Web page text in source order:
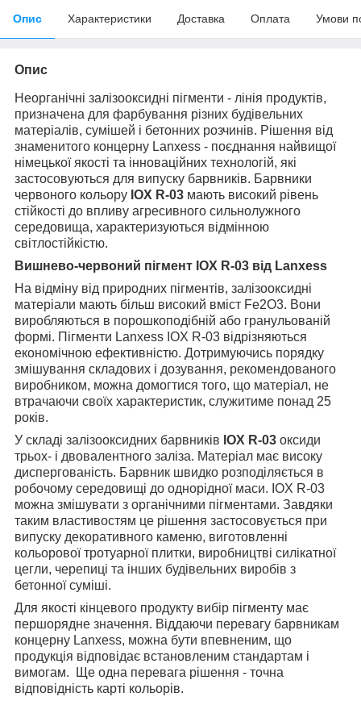
Опис Характеристики Доставка Оплата Умови
Опис
Неорганічні залізооксидні пігменти - лінія продуктів,
призначена для фарбування різних будівельних
матеріалів, сумішей і бетонних розчинів. Рішення від
знаменитого концерну Lanxess - поєднання найвищої
німецької якості та інноваційних технологій, які
застосовуються для випуску барвників. Барвники
червоного кольору IOX R-03 мають високий рівень
стійкості до впливу агресивного сильнолужного
середовища, характеризуються відмінною
світлостійкістю.
Вишнево-червоний пігмент IOX R-03 від Lanxess
На відміну від природних пігментів, залізооксидні
матеріали мають більш високий вміст Fe2O3. Вони
виробляються в порошкоподібній або гранульованій
формі. Пігменти Lanxess IOX R-03 відрізняються
економічною ефективністю. Дотримуючись порядку
змішування складових і дозування, рекомендованого
виробником, можна домогтися того, що матеріал, не
втрачаючи своїх характеристик, служитиме понад 25
років.
У складі залізооксидних барвників IOX R-03 оксиди
трьох- і двовалентного заліза. Матеріал має високу
диспергованість. Барвник швидко розподіляється в
робочому середовищі до однорідної маси. IOX R-03
можна змішувати з органічними пігментами. Завдяки
таким властивостям це рішення застосовується при
випуску декоративного каменю, виготовленні
кольорової тротуарної плитки, виробництві силікатної
цегли, черепиці та інших будівельних виробів з
бетонної суміші.
Для якості кінцевого продукту вибір пігменту має
першорядне значення. Віддаючи перевагу барвникам
концерну Lanxess, можна бути впевненим, що
продукція відповідає встановленим стандартам і
вимогам. Ще одна перевага рішення - точна
відповідність карті кольорів.